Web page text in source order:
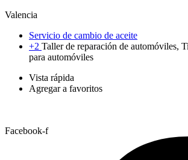
Valencia
Servicio de cambio de aceite
+2 Taller de reparación de automóviles,
para automóviles
Vista rápida
Agregar a favoritos
Facebook-f